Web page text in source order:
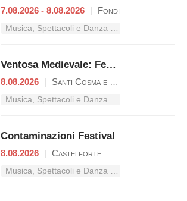
7.08.2026 - 8.08.2026 | Fondi
Musica, Spettacoli e Danza nel Lazio
Ventosa Medievale: Festa al Borgo
8.08.2026 | Santi Cosma e Damiano
Musica, Spettacoli e Danza nel Lazio
Contaminazioni Festival
8.08.2026 | Castelforte
Musica, Spettacoli e Danza nel Lazio